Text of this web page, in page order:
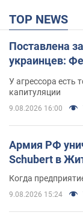
TOP NEWS
Поставлена
украинцев:
У агрессора есть
капитуляции
9.08.2026 16:00
Армия РФ
Schubert в
Когда
9.08.2026 15:24